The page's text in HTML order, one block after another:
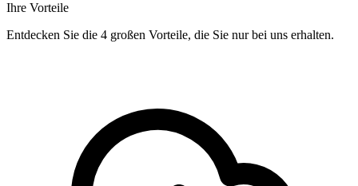
Ihre Vorteile
Entdecken Sie die 4 großen Vorteile, die Sie nur bei uns erhalten.